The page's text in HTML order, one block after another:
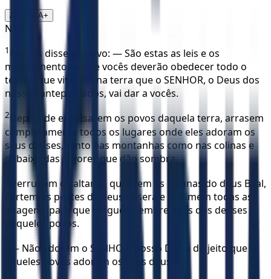
A- A+
NTLH
1
Moisés disse ao povo: — São estas as leis e os
mandamentos a que vocês deverão obedecer todo o
tempo que viverem na terra que o SENHOR, o Deus dos
nossos antepassados, vai dar a vocês.
2
Depois de expulsarem os povos daquela terra, arrasem
completamente todos os lugares onde eles adoram os
seus deuses, tanto nas montanhas como nas colinas e
debaixo das árvores que dão sombra.
Derrubem os altares, quebrem as colunas do deus Baal,
cortem os postes da deusa Aserá e queimem todas as
imagens, para que ninguém lembre mais dos deuses
daqueles povos.
— Não adorem o SENHOR, nosso Deus, do jeito que
aqueles povos adoram os seus deuses.